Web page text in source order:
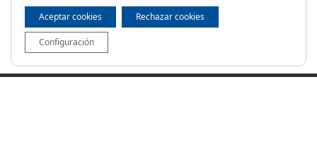
viaje ideal que se adapte a ti. ¡Pásate a vernos y juntos
planearemos tu próxima gran aventura!
Aceptar cookies Rechazar cookies
Configuración